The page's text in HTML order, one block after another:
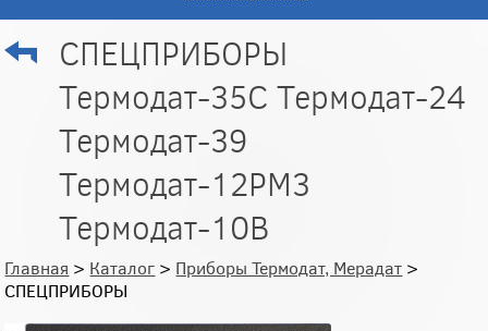
СПЕЦПРИБОРЫ
Термодат-35С Термодат-24
Термодат-39
Термодат-12РМ3
Термодат-10В
Главная > Каталог > Приборы Термодат, Мерадат >
СПЕЦПРИБОРЫ